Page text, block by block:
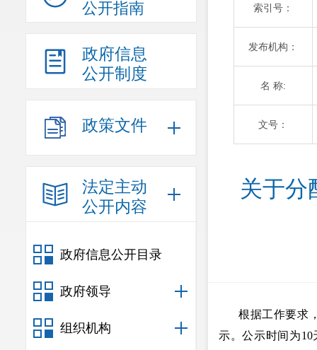
公开指南
政府信息
公开制度
政策文件
法定主动
公开内容
政府信息公开目录
政府领导
组织机构
索引号：
发布机构：
名 称:
文号：
关于分
根据工作要求
示。公示时间为